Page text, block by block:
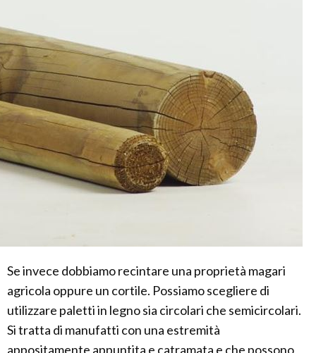
Se invece dobbiamo recintare una proprietà magari
agricola oppure un cortile. Possiamo scegliere di
utilizzare paletti in legno sia circolari che semicircolari.
Si tratta di manufatti con una estremità
appositamente appuntita e catramata e che possono